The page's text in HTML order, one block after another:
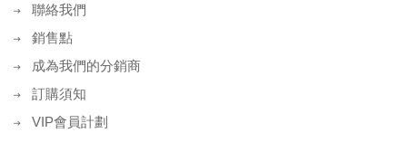
聯絡我們
銷售點
成為我們的分銷商
訂購須知
VIP會員計劃